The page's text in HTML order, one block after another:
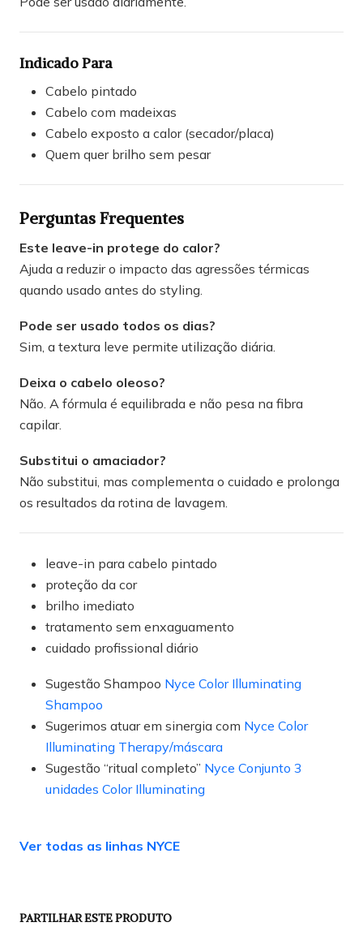
Indicado Para
Cabelo pintado
Cabelo com madeixas
Cabelo exposto a calor (secador/placa)
Quem quer brilho sem pesar
Perguntas Frequentes
Este leave-in protege do calor?
Ajuda a reduzir o impacto das agressões térmicas
quando usado antes do styling.
Pode ser usado todos os dias?
Sim, a textura leve permite utilização diária.
Deixa o cabelo oleoso?
Não. A fórmula é equilibrada e não pesa na fibra
capilar.
Substitui o amaciador?
Não substitui, mas complementa o cuidado e prolonga
os resultados da rotina de lavagem.
leave-in para cabelo pintado
proteção da cor
brilho imediato
tratamento sem enxaguamento
cuidado profissional diário
Sugestão Shampoo Nyce Color Illuminating
Shampoo
Sugerimos atuar em sinergia com Nyce Color
Illuminating Therapy/máscara
Sugestão “ritual completo” Nyce Conjunto 3
unidades Color Illuminating
Ver todas as linhas NYCE
PARTILHAR ESTE PRODUTO